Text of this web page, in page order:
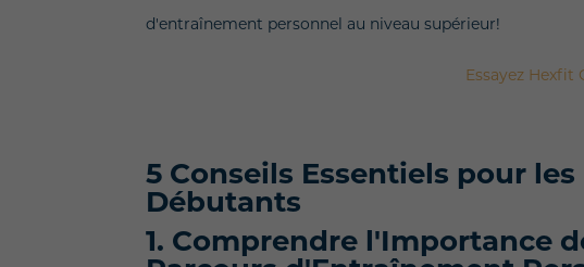
d'entraînement personnel au niveau supérieur!
Essayez
5 Conseils Essentiels pour
Débutants
1. Comprendre l'Importance